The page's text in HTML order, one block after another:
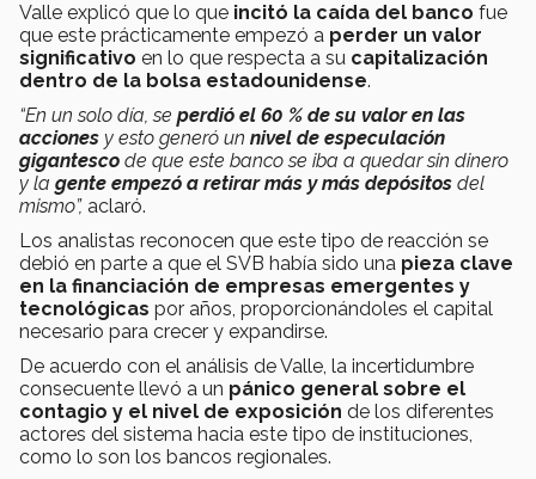
Valle explicó que lo que incitó la caída del banco fue
que este prácticamente empezó a perder un valor
significativo en lo que respecta a su capitalización
dentro de la bolsa estadounidense.
“En un solo día, se perdió el 60 % de su valor en las
acciones y esto generó un nivel de especulación
gigantesco de que este banco se iba a quedar sin dinero
y la gente empezó a retirar más y más depósitos del
mismo”, aclaró.
Los analistas reconocen que este tipo de reacción se
debió en parte a que el SVB había sido una pieza clave
en la financiación de empresas emergentes y
tecnológicas por años, proporcionándoles el capital
necesario para crecer y expandirse.
De acuerdo con el análisis de Valle, la incertidumbre
consecuente llevó a un pánico general sobre el
contagio y el nivel de exposición de los diferentes
actores del sistema hacia este tipo de instituciones,
como lo son los bancos regionales.